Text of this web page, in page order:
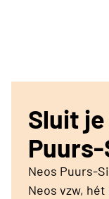
Sluit
Neos Puurs-
Neos vzw,